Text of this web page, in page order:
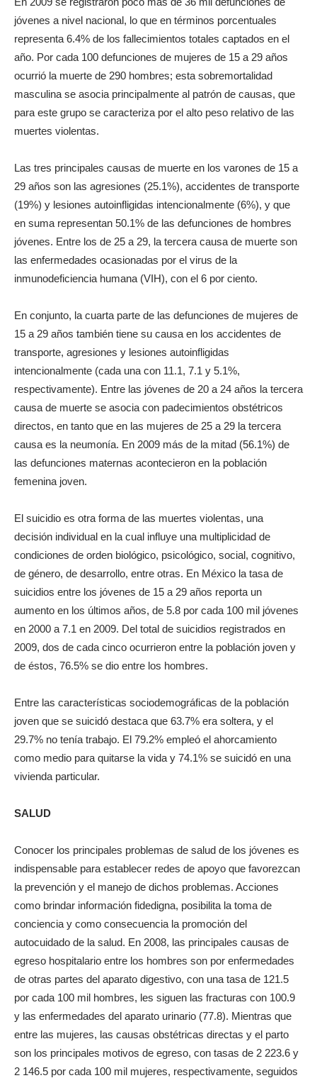
jóvenes a nivel nacional, lo que en términos porcentuales
representa 6.4% de los fallecimientos totales captados en el
año. Por cada 100 defunciones de mujeres de 15 a 29 años
ocurrió la muerte de 290 hombres; esta sobremortalidad
masculina se asocia principalmente al patrón de causas, que
para este grupo se caracteriza por el alto peso relativo de las
muertes violentas.
Las tres principales causas de muerte en los varones de 15 a
29 años son las agresiones (25.1%), accidentes de transporte
(19%) y lesiones autoinfligidas intencionalmente (6%), y que
en suma representan 50.1% de las defunciones de hombres
jóvenes. Entre los de 25 a 29, la tercera causa de muerte son
las enfermedades ocasionadas por el virus de la
inmunodeficiencia humana (VIH), con el 6 por ciento.
En conjunto, la cuarta parte de las defunciones de mujeres de
15 a 29 años también tiene su causa en los accidentes de
transporte, agresiones y lesiones autoinfligidas
intencionalmente (cada una con 11.1, 7.1 y 5.1%,
respectivamente). Entre las jóvenes de 20 a 24 años la tercera
causa de muerte se asocia con padecimientos obstétricos
directos, en tanto que en las mujeres de 25 a 29 la tercera
causa es la neumonía. En 2009 más de la mitad (56.1%) de
las defunciones maternas acontecieron en la población
femenina joven.
El suicidio es otra forma de las muertes violentas, una
decisión individual en la cual influye una multiplicidad de
condiciones de orden biológico, psicológico, social, cognitivo,
de género, de desarrollo, entre otras. En México la tasa de
suicidios entre los jóvenes de 15 a 29 años reporta un
aumento en los últimos años, de 5.8 por cada 100 mil jóvenes
en 2000 a 7.1 en 2009. Del total de suicidios registrados en
2009, dos de cada cinco ocurrieron entre la población joven y
de éstos, 76.5% se dio entre los hombres.
Entre las características sociodemográficas de la población
joven que se suicidó destaca que 63.7% era soltera, y el
29.7% no tenía trabajo. El 79.2% empleó el ahorcamiento
como medio para quitarse la vida y 74.1% se suicidó en una
vivienda particular.
SALUD
Conocer los principales problemas de salud de los jóvenes es
indispensable para establecer redes de apoyo que favorezcan
la prevención y el manejo de dichos problemas. Acciones
como brindar información fidedigna, posibilita la toma de
conciencia y como consecuencia la promoción del
autocuidado de la salud. En 2008, las principales causas de
egreso hospitalario entre los hombres son por enfermedades
de otras partes del aparato digestivo, con una tasa de 121.5
por cada 100 mil hombres, les siguen las fracturas con 100.9
y las enfermedades del aparato urinario (77.8). Mientras que
entre las mujeres, las causas obstétricas directas y el parto
son los principales motivos de egreso, con tasas de 2 223.6 y
2 146.5 por cada 100 mil mujeres, respectivamente, seguidos